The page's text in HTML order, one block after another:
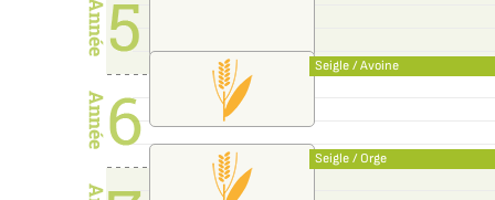
Seigle / Avoine
Seigle / Orge